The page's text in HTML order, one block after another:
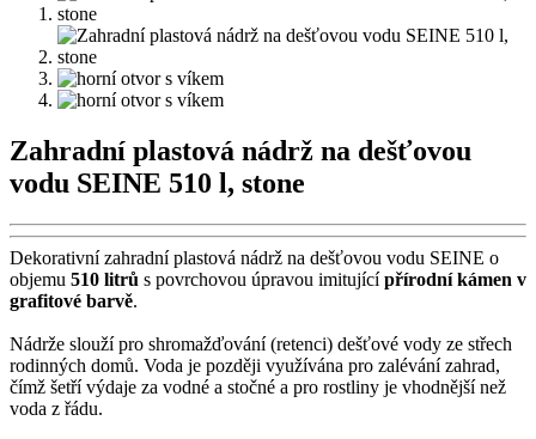
Zahradní plastová nádrž na dešťovou
vodu SEINE 510 l, stone
Dekorativní zahradní plastová nádrž na dešťovou vodu SEINE o
objemu 510 litrů s povrchovou úpravou imitujícípřírodní kámen v
grafitové barvě.
Nádrže slouží pro shromažďování (retenci) dešťové vody ze střech
rodinných domů. Voda je později využívána pro zalévání zahrad,
čímž šetří výdaje za vodné a stočné a pro rostliny je vhodnější než
voda z řádu.